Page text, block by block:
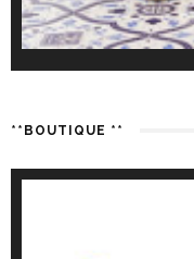
**BOUTIQUE **